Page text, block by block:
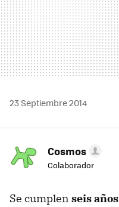
23 Septiembre 2014
Cosmos
Colaborador
Se cumplen seis años